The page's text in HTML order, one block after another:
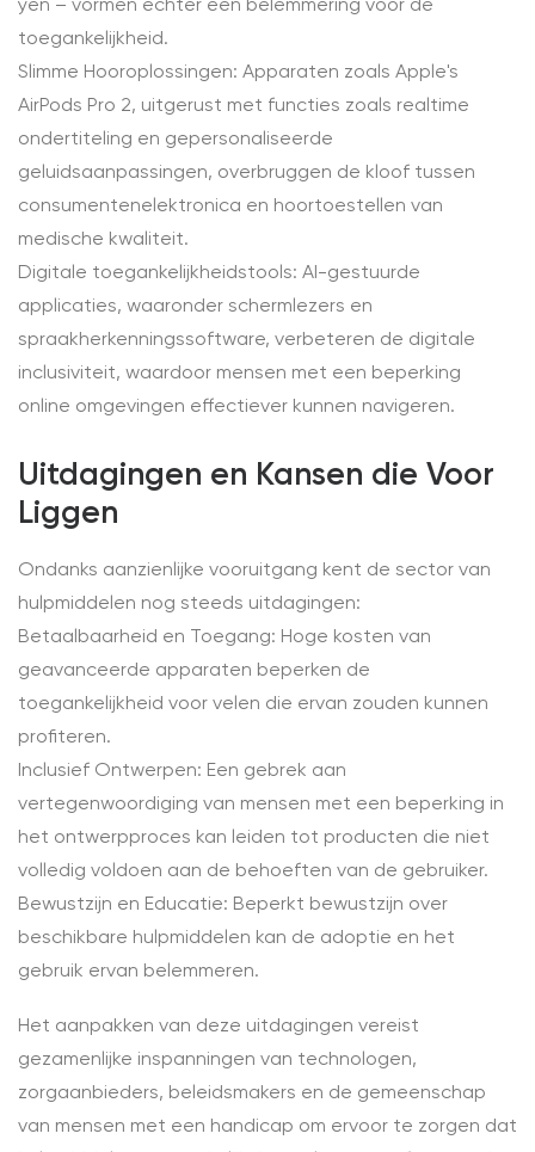
toegankelijkheid.
Slimme Hooroplossingen: Apparaten zoals Apple's
AirPods Pro 2, uitgerust met functies zoals realtime
ondertiteling en gepersonaliseerde
geluidsaanpassingen, overbruggen de kloof tussen
consumentenelektronica en hoortoestellen van
medische kwaliteit.
Digitale toegankelijkheidstools: AI-gestuurde
applicaties, waaronder schermlezers en
spraakherkenningssoftware, verbeteren de digitale
inclusiviteit, waardoor mensen met een beperking
online omgevingen effectiever kunnen navigeren.
Uitdagingen en Kansen die Voor
Liggen
Ondanks aanzienlijke vooruitgang kent de sector van
hulpmiddelen nog steeds uitdagingen:
Betaalbaarheid en Toegang: Hoge kosten van
geavanceerde apparaten beperken de
toegankelijkheid voor velen die ervan zouden kunnen
profiteren.
Inclusief Ontwerpen: Een gebrek aan
vertegenwoordiging van mensen met een beperking in
het ontwerpproces kan leiden tot producten die niet
volledig voldoen aan de behoeften van de gebruiker.
Bewustzijn en Educatie: Beperkt bewustzijn over
beschikbare hulpmiddelen kan de adoptie en het
gebruik ervan belemmeren.
Het aanpakken van deze uitdagingen vereist
gezamenlijke inspanningen van technologen,
zorgaanbieders, beleidsmakers en de gemeenschap
van mensen met een handicap om ervoor te zorgen dat